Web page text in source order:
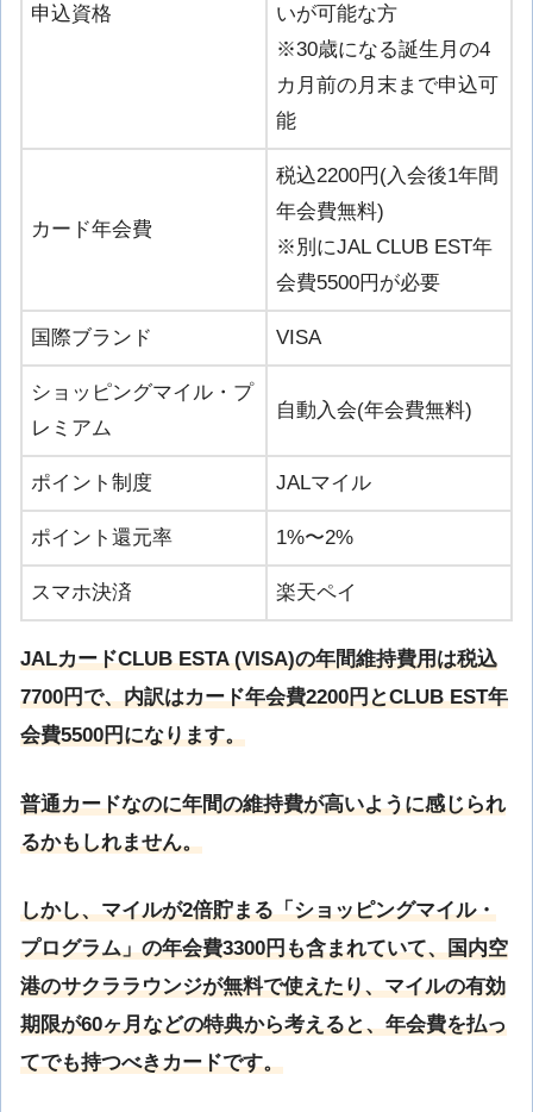
申込資格
いが可能な方
※30歳になる誕生月の4
カ月前の月末まで申込可
能
カード年会費
税込2200円(入会後1年間
年会費無料)
※別にJAL CLUB EST年
会費5500円が必要
国際ブランド VISA
ショッピングマイル・プ
レミアム
自動入会(年会費無料)
ポイント制度 JALマイル
ポイント還元率 1%〜2%
スマホ決済 楽天ペイ
JALカードCLUB ESTA (VISA)の年間維持費用は税込
7700円で、内訳はカード年会費2200円とCLUB EST年
会費5500円になります。
普通カードなのに年間の維持費が高いように感じられ
るかもしれません。
しかし、マイルが2倍貯まる「ショッピングマイル・
プログラム」の年会費3300円も含まれていて、国内空
港のサクララウンジが無料で使えたり、マイルの有効
期限が60ヶ月などの特典から考えると、年会費を払っ
てでも持つべきカードです。